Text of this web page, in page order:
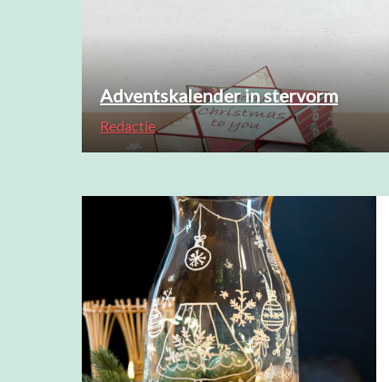
Adventskalender in stervorm
Redactie